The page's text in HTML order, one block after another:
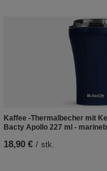
Kaffee -Thermalbecher mit
Bacty Apollo 227 ml -
18,90 € / stk.